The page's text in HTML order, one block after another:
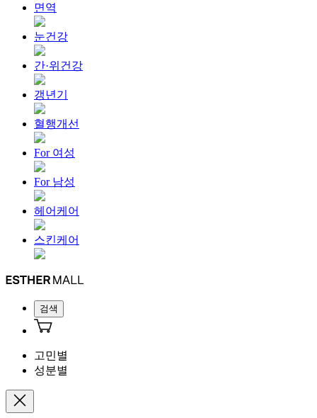
면역
눈건강
간·위건강
갱년기
혈행개선
For 여성
For 남성
헤어케어
스킨케어
검색
고민별
성분별